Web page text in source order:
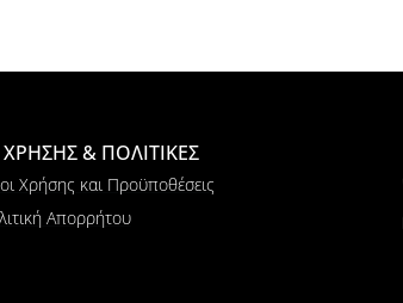
& ΠΟΛΙΤΙΚΕΣ
Χρήσης και Προϋποθέσεις
Απορρήτου